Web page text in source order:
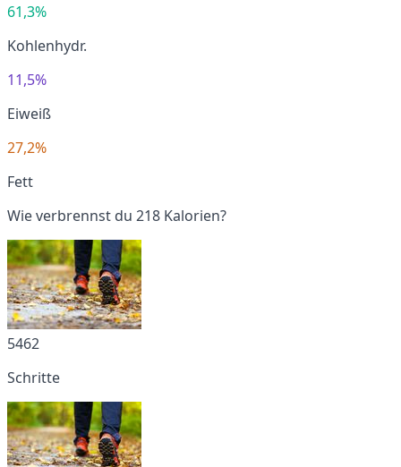
61,3%
Kohlenhydr.
11,5%
Eiweiß
27,2%
Fett
Wie verbrennst du 218 Kalorien?
5462
Schritte